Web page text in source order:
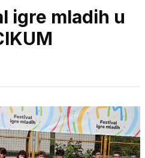
igre mladih u